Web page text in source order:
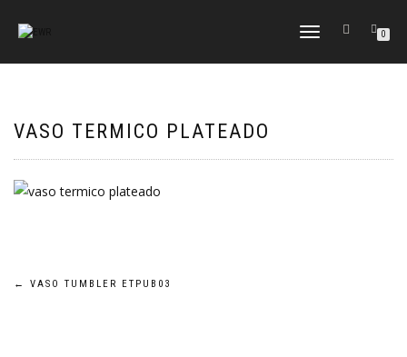
CAMBIAR
0
VASO TERMICO PLATEADO
Navegación
← VASO TUMBLER ETPUB03